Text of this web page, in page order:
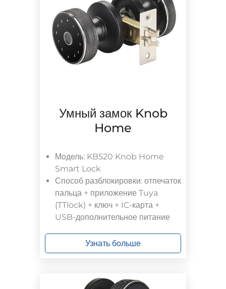
Умный замок Knob
Home
Модель: KB520 Knob Home
Smart Lock
Способ разблокировки: отпечаток
пальца + приложение Tuya
(TTlock) + ключ + IC-карта +
USB-дополнительное питание
Узнать больше